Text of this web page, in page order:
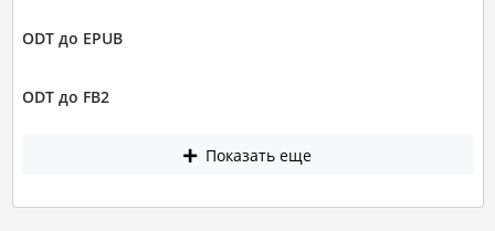
ODT до EPUB
ODT до FB2
Показать еще